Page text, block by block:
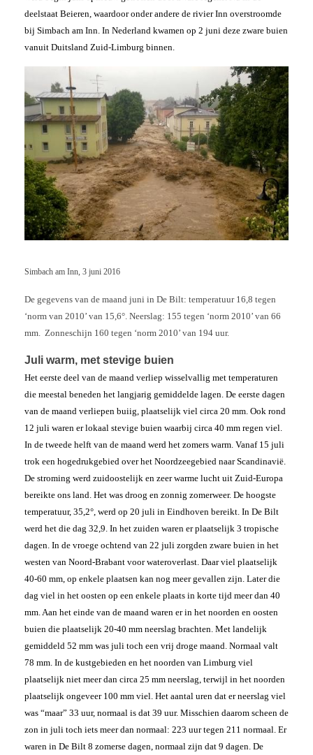
deelstaat Beieren, waardoor onder andere de rivier Inn overstroomde
bij Simbach am Inn. In Nederland kwamen op 2 juni deze zware buien
vanuit Duitsland Zuid-Limburg binnen.
Simbach am Inn, 3 juni 2016
De gegevens van de maand juni in De Bilt: temperatuur 16,8 tegen
‘norm van 2010’ van 15,6°. Neerslag: 155 tegen ‘norm 2010’ van 66
mm. Zonneschijn 160 tegen ‘norm 2010’ van 194 uur.
Juli warm, met stevige buien
Het eerste deel van de maand verliep wisselvallig met temperaturen
die meestal beneden het langjarig gemiddelde lagen. De eerste dagen
van de maand verliepen buiig, plaatselijk viel circa 20 mm. Ook rond
12 juli waren er lokaal stevige buien waarbij circa 40 mm regen viel.
In de tweede helft van de maand werd het zomers warm. Vanaf 15 juli
trok een hogedrukgebied over het Noordzeegebied naar Scandinavië.
De stroming werd zuidoostelijk en zeer warme lucht uit Zuid-Europa
bereikte ons land. Het was droog en zonnig zomerweer. De hoogste
temperatuur, 35,2°, werd op 20 juli in Eindhoven bereikt. In De Bilt
werd het die dag 32,9. In het zuiden waren er plaatselijk 3 tropische
dagen. In de vroege ochtend van 22 juli zorgden zware buien in het
westen van Noord-Brabant voor wateroverlast. Daar viel plaatselijk
40-60 mm, op enkele plaatsen kan nog meer gevallen zijn. Later die
dag viel in het oosten op een enkele plaats in korte tijd meer dan 40
mm. Aan het einde van de maand waren er in het noorden en oosten
buien die plaatselijk 20-40 mm neerslag brachten. Met landelijk
gemiddeld 52 mm was juli toch een vrij droge maand. Normaal valt
78 mm. In de kustgebieden en het noorden van Limburg viel
plaatselijk niet meer dan circa 25 mm neerslag, terwijl in het noorden
plaatselijk ongeveer 100 mm viel. Het aantal uren dat er neerslag viel
was “maar” 33 uur, normaal is dat 39 uur. Misschien daarom scheen de
zon in juli toch iets meer dan normaal: 223 uur tegen 211 normaal. Er
waren in De Bilt 8 zomerse dagen, normaal zijn dat 9 dagen. De